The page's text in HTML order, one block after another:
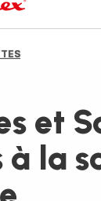
et
à la